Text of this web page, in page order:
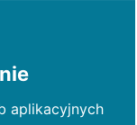
aplikacyjnych